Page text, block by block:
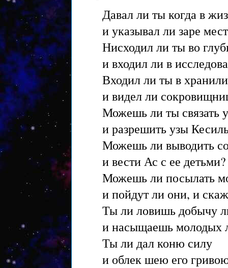
Давал ли ты когда в
и указывал ли заре
Нисходил ли ты во
и входил ли в
Входил ли ты в
и видел ли
Можешь ли ты связать
и разрешить узы
Можешь ли выводить
и вести Ас с ее
Можешь ли посылать
и пойдут ли они, и
Ты ли ловишь добычу
и насыщаешь
Ты ли дал коню силу
и облек шею его